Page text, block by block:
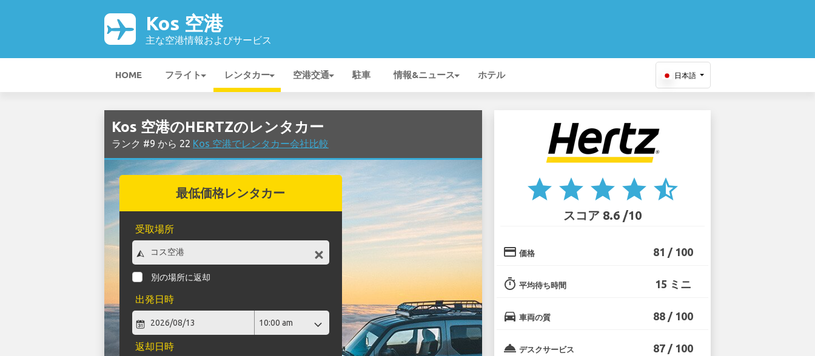
Kos 空港
主な空港情報およびサービス
HOME フライト レンタカー 空港交通 駐車 情報&ニュース ホテル 日本語
Kos 空港のHERTZのレンタカー
ランク #9 から 22 Kos 空港でレンタカー会社比較
最低価格レンタカー
受取場所
別の場所に返却
出発日時
返却日時
star star star star star_half
スコア 8.6 /10
credit_card 価格 81 / 100
timer 平均待ち時間 15 ミニ
directions_car 車両の質 88 / 100
room_service デスクサービス 87 / 100